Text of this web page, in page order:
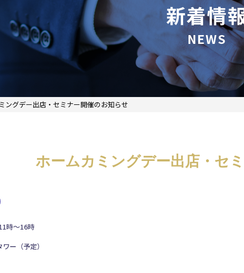
新着情
NEWS
ングデー出店・セミナー開催のお知らせ
ホームカミングデー出店・セ
時～16時
ー（予定）